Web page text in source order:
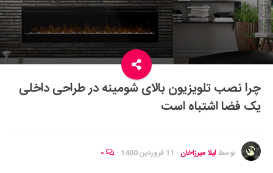
غذا
رستوران گردی
سفر و گردشگری
ایران گردی
جهان گردی
موفقیت و مهارت‌های فردی
چرا نصب تلویزیون بالای شومینه در طراحی داخلی
یک فضا اشتباه است
توسطلیلا میرزاخان · 11 فروردین 1400 ·